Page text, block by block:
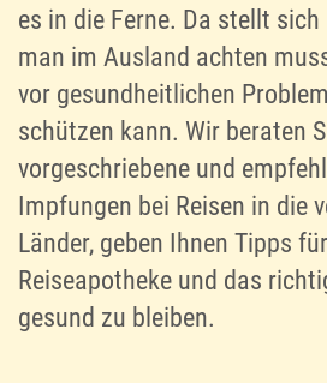
es in die Ferne. Da stellt
man im Ausland achten
vor gesundheitlichen
schützen kann. Wir beraten
vorgeschriebene und
Impfungen bei Reisen in die
Länder, geben Ihnen Tipps
Reiseapotheke und das
gesund zu bleiben.